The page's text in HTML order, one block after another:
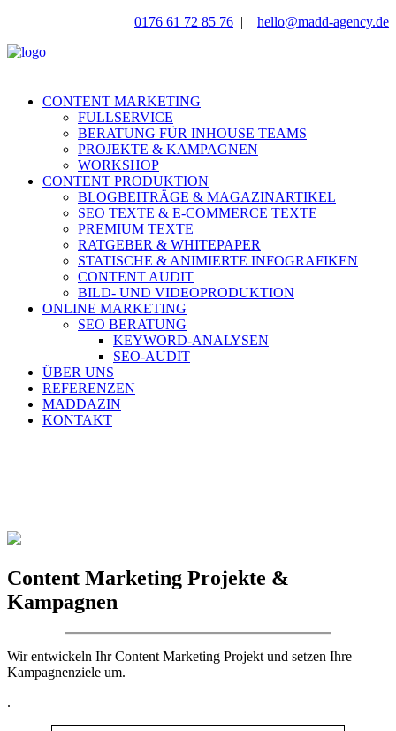
0176 61 72 85 76 | hello@madd-agency.de
CONTENT MARKETING
FULLSERVICE
BERATUNG FÜR INHOUSE TEAMS
PROJEKTE & KAMPAGNEN
WORKSHOP
CONTENT PRODUKTION
BLOGBEITRÄGE & MAGAZINARTIKEL
SEO TEXTE & E-COMMERCE TEXTE
PREMIUM TEXTE
RATGEBER & WHITEPAPER
STATISCHE & ANIMIERTE INFOGRAFIKEN
CONTENT AUDIT
BILD- UND VIDEOPRODUKTION
ONLINE MARKETING
SEO BERATUNG
KEYWORD-ANALYSEN
SEO-AUDIT
ÜBER UNS
REFERENZEN
MADDAZIN
KONTAKT
Content Marketing Projekte &
Kampagnen
Wir entwickeln Ihr Content Marketing Projekt und setzen Ihre
Kampagnenziele um.
.